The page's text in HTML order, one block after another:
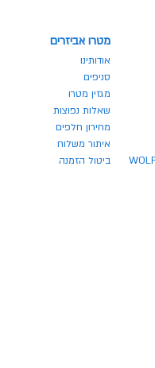
מטרו אביזרים
אודותינו
סניפים
מגזין מטרו
שאלות נפוצות
מחירון חלפים
איתור משלוח
ביטול הזמנה